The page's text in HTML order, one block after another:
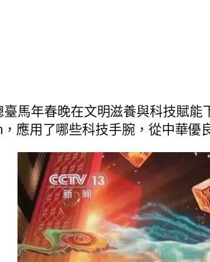
臺馬年春晚在文明滋養與科技賦
應用了哪些科技手腕，從中華